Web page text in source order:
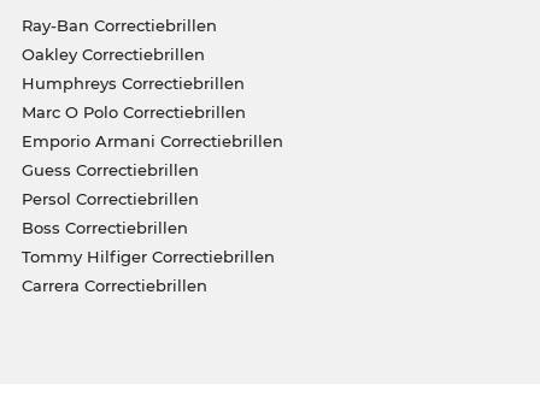
Ray-Ban Correctiebrillen
Oakley Correctiebrillen
Humphreys Correctiebrillen
Marc O Polo Correctiebrillen
Emporio Armani Correctiebrillen
Guess Correctiebrillen
Persol Correctiebrillen
Boss Correctiebrillen
Tommy Hilfiger Correctiebrillen
Carrera Correctiebrillen